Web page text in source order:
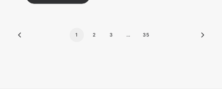
1 2 3 … 35